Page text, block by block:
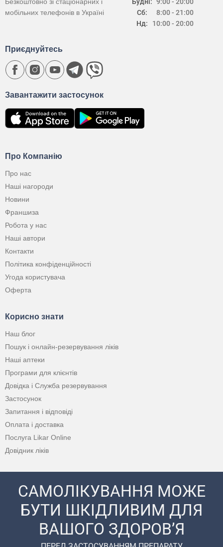
Сб:
Нд:
8:00 - 21:00
10:00 - 20:00
мобільних телефонів в Україні
Про Компанію
Про нас
Наші нагороди
Новини
Франшиза
Робота у нас
Наші автори
Контакти
Політика конфіденційності
Угода користувача
Оферта
Корисно знати
Наш блог
Пошук і онлайн-резервування ліків
Наші аптеки
Програми для клієнтів
Довідка і Служба резервування
Застосунок
Запитання і відповіді
Оплата і доставка
Послуга Likar Online
Довідник ліків
Завантажити застосунок
Приєднуйтесь
САМОЛІКУВАННЯ МОЖЕ
БУТИ ШКІДЛИВИМ ДЛЯ
ВАШОГО ЗДОРОВ’Я